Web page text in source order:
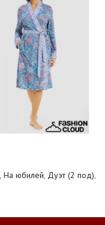
, На юбилей, Дуэт (2 под),